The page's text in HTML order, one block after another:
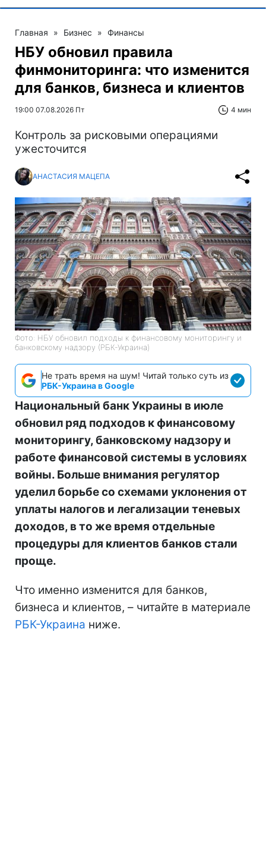
Главная » Бизнес » Финансы
НБУ обновил правила
финмониторинга: что изменится
для банков, бизнеса и клиентов
19:00 07.08.2026 Пт 4 мин
Контроль за рисковыми операциями
ужесточится
АНАСТАСИЯ МАЦЕПА
Фото: НБУ обновил подходы к финансовому мониторингу и
банковскому надзору (РБК-Украина)
Не трать время на шум! Читай только суть из
РБК-Украина в Google
Национальный банк Украины в июле
обновил ряд подходов к финансовому
мониторингу, банковскому надзору и
работе финансовой системы в условиях
войны. Больше внимания регулятор
уделил борьбе со схемами уклонения от
уплаты налогов и легализации теневых
доходов, в то же время отдельные
процедуры для клиентов банков стали
проще.
Что именно изменится для банков,
бизнеса и клиентов, – читайте в материале
РБК-Украина ниже.